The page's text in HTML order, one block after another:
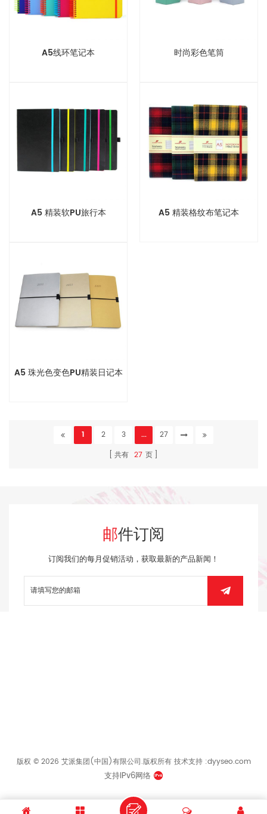
A5线环笔记本 时尚彩色笔筒
A5 精装软PU旅行本 A5 精装格纹布笔记本
A5 珠光色变色PU精装日记本
1 2 3 ...
27
共有 27 页
邮件订阅
订阅我们的每月促销活动，获取最新的产品新闻！
版权 © 2026 艾派集团(中国)有限公司.版权所有 技术支持 :dyyseo.com
支持IPv6网络